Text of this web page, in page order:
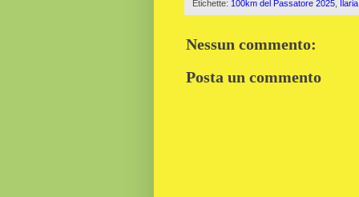
Etichette: 100km del Passatore 2025
Nessun commento:
Posta un commento